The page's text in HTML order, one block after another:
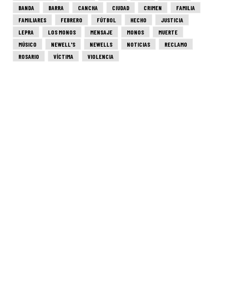
BANDA
BARRA CANCHA CIUDAD CRIMEN
FAMILIA
FAMILIARES
FEBRERO FÚTBOL HECHO
JUSTICIA
LEPRA
LOS MONOS MENSAJE MONOS
MUERTE
MÚSICO
NEWELL'S NEWELLS NOTICIAS
RECLAMO
ROSARIO
VÍCTIMA VIOLENCIA